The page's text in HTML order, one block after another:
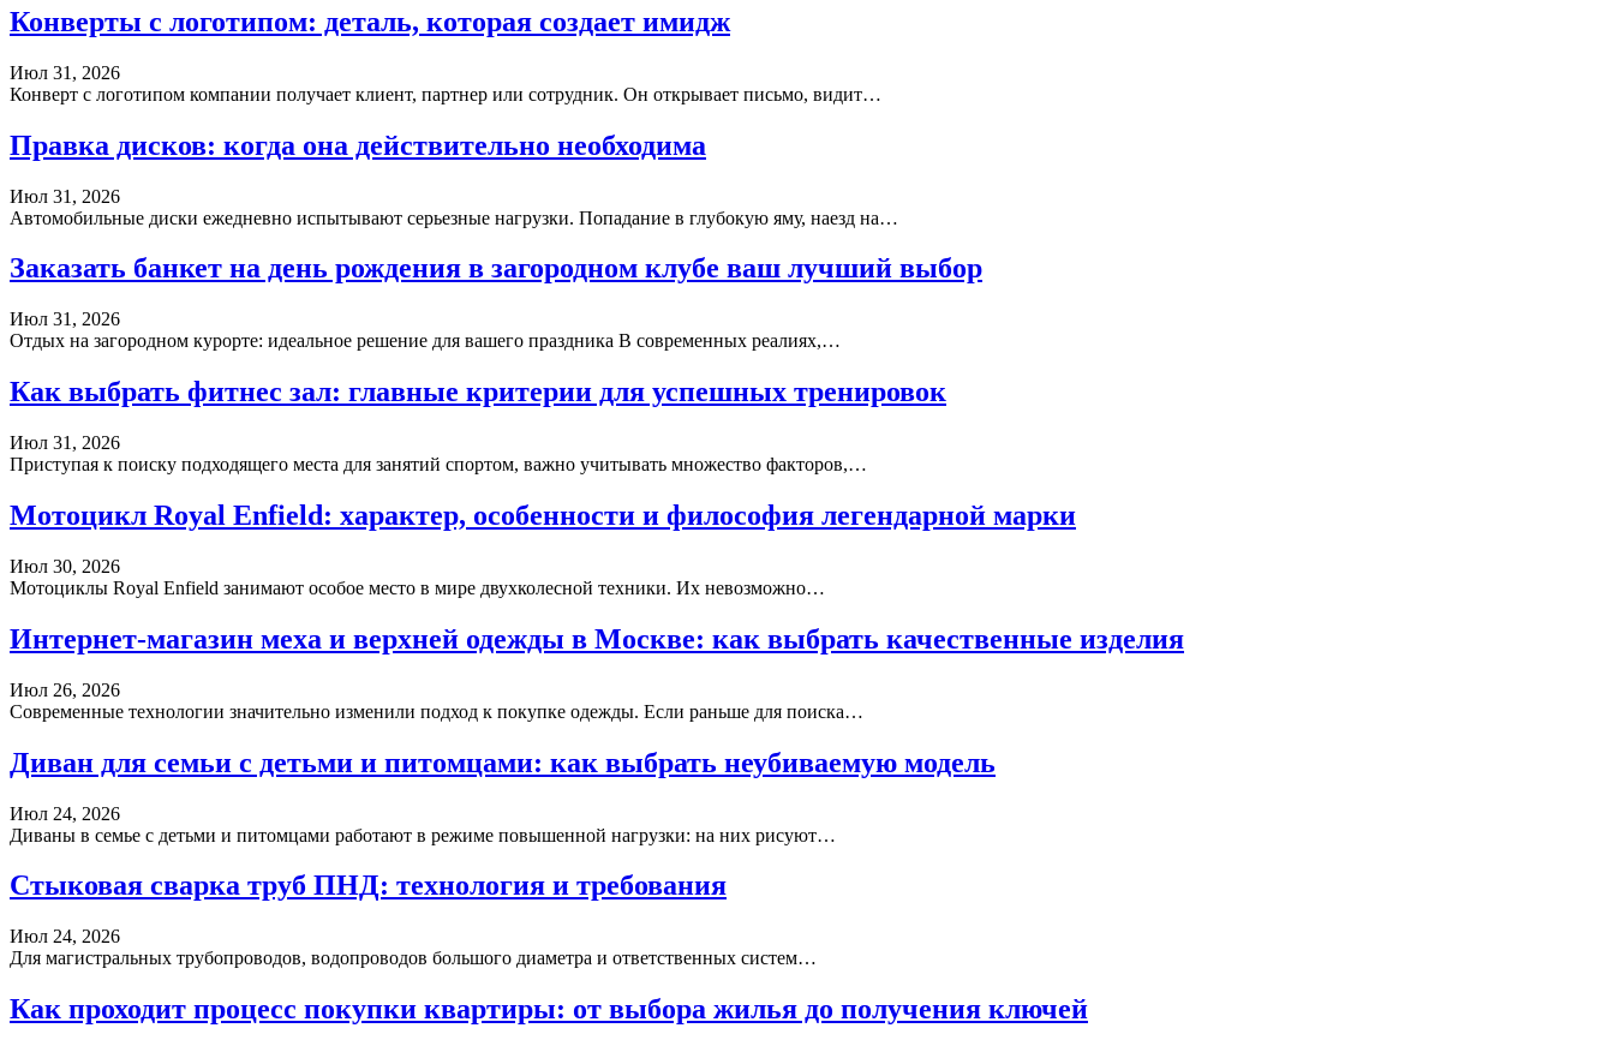
Конверты с логотипом: деталь, которая создает имидж
Июл 31, 2026
Конверт с логотипом компании получает клиент, партнер или сотрудник. Он открывает письмо, видит…
Правка дисков: когда она действительно необходима
Июл 31, 2026
Автомобильные диски ежедневно испытывают серьезные нагрузки. Попадание в глубокую яму, наезд на…
Заказать банкет на день рождения в загородном клубе ваш лучший выбор
Июл 31, 2026
Отдых на загородном курорте: идеальное решение для вашего праздника В современных реалиях,…
Как выбрать фитнес зал: главные критерии для успешных тренировок
Июл 31, 2026
Приступая к поиску подходящего места для занятий спортом, важно учитывать множество факторов,…
Мотоцикл Royal Enfield: характер, особенности и философия легендарной марки
Июл 30, 2026
Мотоциклы Royal Enfield занимают особое место в мире двухколесной техники. Их невозможно…
Интернет-магазин меха и верхней одежды в Москве: как выбрать качественные изделия
Июл 26, 2026
Современные технологии значительно изменили подход к покупке одежды. Если раньше для поиска…
Диван для семьи с детьми и питомцами: как выбрать неубиваемую модель
Июл 24, 2026
Диваны в семье с детьми и питомцами работают в режиме повышенной нагрузки: на них рисуют…
Стыковая сварка труб ПНД: технология и требования
Июл 24, 2026
Для магистральных трубопроводов, водопроводов большого диаметра и ответственных систем…
Как проходит процесс покупки квартиры: от выбора жилья до получения ключей